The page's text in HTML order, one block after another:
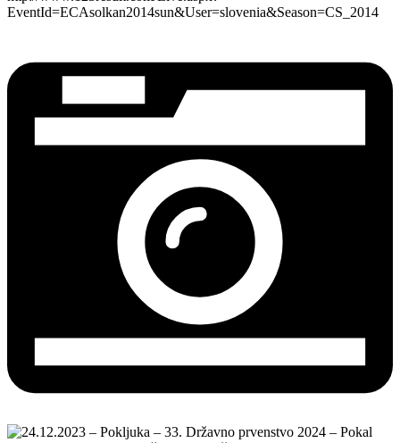
EventId=ECAsolkan2014sun&User=slovenia&Season=CS_2014